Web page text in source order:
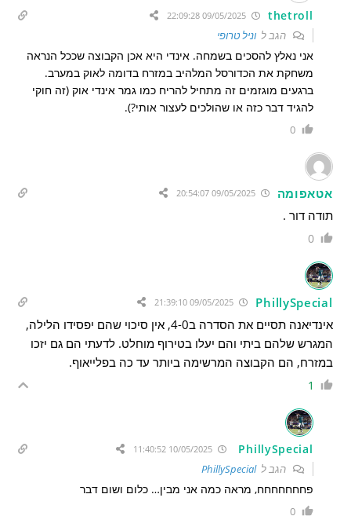
thetroll
09/05/2025 22:09:28
הגב לוניל טרופי
אני נאלץ להסכים בשמחה. אינדי היא אכן הקבוצה שככל הנראה
משחקת את הכדורסל המלהיב במזרח בדומה לאוק במערב.
ברגעים מוגזמים זה מתחיל להריח כמו גמר אינדי אוק (זה חוקי
להגיד דבר כזה או שהולכים לעצור אותי?).
0
אטאפומה 09/05/2025 20:54:07
תודה דור .
0
PhillySpecial
אינדיאנה תסיים את הסדרה ב4-0, אין סיכוי שהם יפסידו הלילה,
המגרש שלהם ביתי והם יעלו בטירוף מוחלט. לדעתי הם גם יזכו
במזרח, הם הקבוצה המרשימה ביותר עד כה בפלייאוף.
1
PhillySpecial
הגב לPhillySpecial
פחחחחחחח, מראה כמה אני מבין… כלום ושום דבר
0